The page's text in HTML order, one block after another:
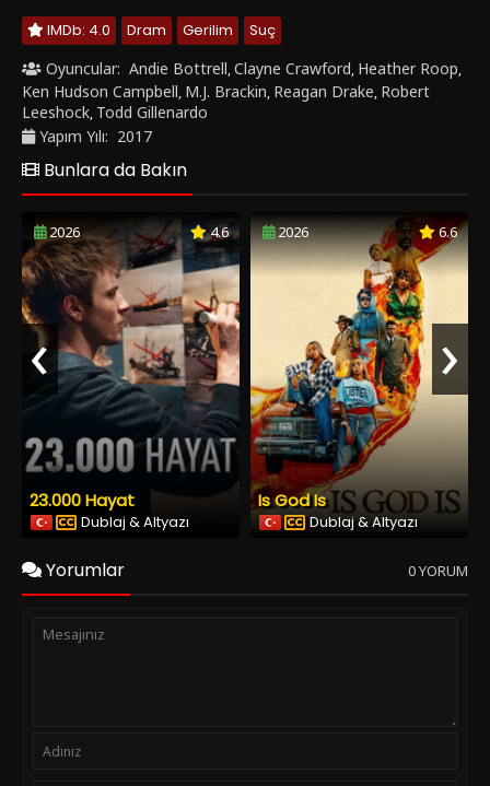
IMDb: 4.0 Dram Gerilim
Suç
Oyuncular: Andie Bottrell,Clayne Crawford, Heather Roop,
Ken Hudson Campbell, M.J. Brackin, Reagan Drake, Robert
Leeshock, Todd Gillenardo
Yapım Yılı: 2017
Bunlara da Bakın
2026 4.6
23.000 Hayat
Dublaj & Altyazı
2026 6.6
Is God Is
Dublaj & Altyazı
‹ ›
Yorumlar 0 YORUM